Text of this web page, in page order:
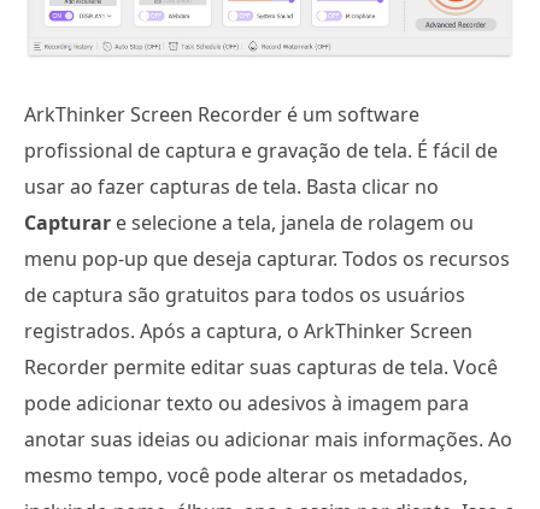
ArkThinker Screen Recorder é um software
profissional de captura e gravação de tela. É fácil de
usar ao fazer capturas de tela. Basta clicar no
Capturar e selecione a tela, janela de rolagem ou
menu pop-up que deseja capturar. Todos os recursos
de captura são gratuitos para todos os usuários
registrados. Após a captura, o ArkThinker Screen
Recorder permite editar suas capturas de tela. Você
pode adicionar texto ou adesivos à imagem para
anotar suas ideias ou adicionar mais informações. Ao
mesmo tempo, você pode alterar os metadados,